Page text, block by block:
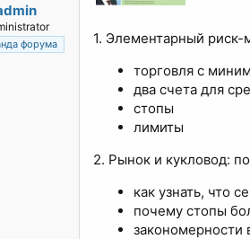
форума
1. Элементарный
торговля с
два счета для
стопы
лимиты
2. Рынок и кукловод:
как узнать, что
почему стопы
закономерности